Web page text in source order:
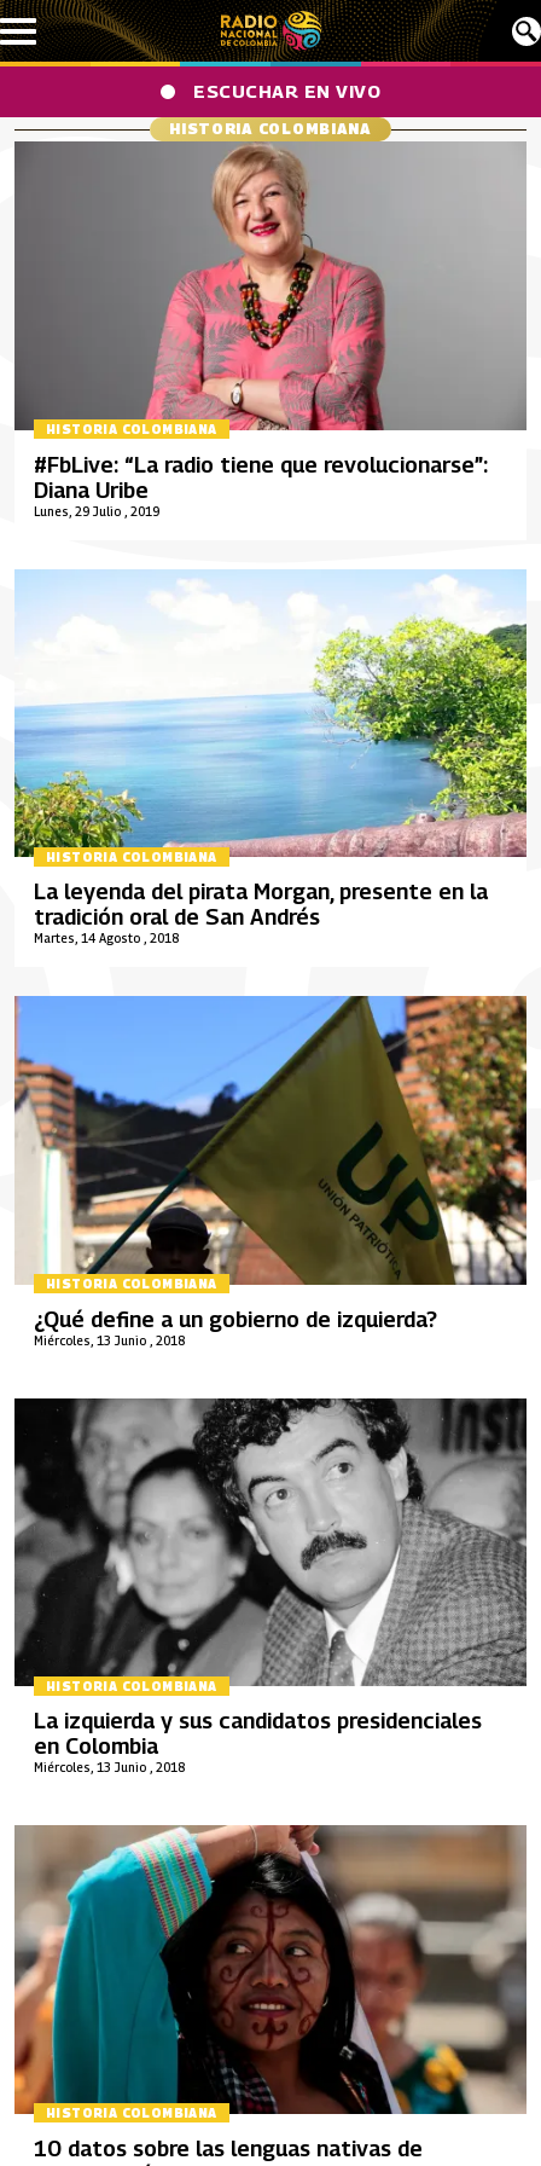
Pasar al contenido principal
ESCUCHAR EN VIVO
HISTORIA COLOMBIANA
HISTORIA COLOMBIANA
Lunes, 29 Julio , 2019
#FbLive: “La radio tiene que revolucionarse”:
Diana Uribe
HISTORIA COLOMBIANA
Martes, 14 Agosto , 2018
La leyenda del pirata Morgan, presente en la
tradición oral de San Andrés
HISTORIA COLOMBIANA
Miércoles, 13 Junio , 2018
¿Qué define a un gobierno de izquierda?
HISTORIA COLOMBIANA
Miércoles, 13 Junio , 2018
La izquierda y sus candidatos presidenciales
en Colombia
HISTORIA COLOMBIANA
10 datos sobre las lenguas nativas de